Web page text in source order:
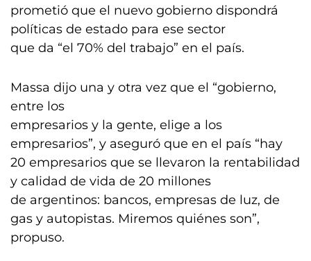
prometió que el nuevo gobierno dispondrá
políticas de estado para ese sector
que da “el 70% del trabajo” en el país.
Massa dijo una y otra vez que el “gobierno,
entre los
empresarios y la gente, elige a los
empresarios”, y aseguró que en el país “hay
20 empresarios que se llevaron la rentabilidad
y calidad de vida de 20 millones
de argentinos: bancos, empresas de luz, de
gas y autopistas. Miremos quiénes son”,
propuso.